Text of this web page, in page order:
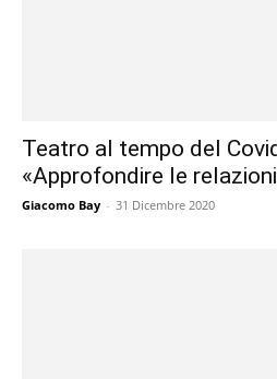
Teatro al tempo del
«Approfondire le
Giacomo Bay - 31 Dicembre 2020